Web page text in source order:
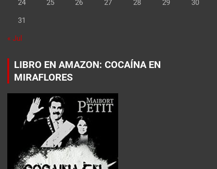
24 25 26 27 28 29 30
31
« Jul
LIBRO EN AMAZON: COCAÍNA EN
MIRAFLORES